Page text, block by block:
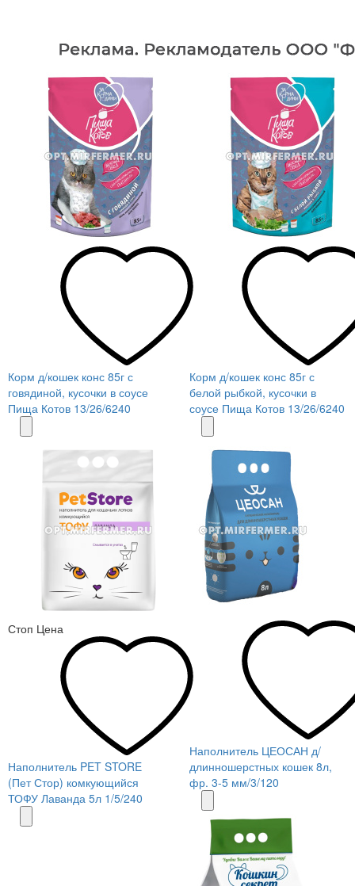
Корм д/кошек конс 85г с
говядиной, кусочки в соусе
Пища Котов 13/26/6240
Корм д/кошек конс 85г с
белой рыбкой, кусочки в
соусе Пища Котов 13/26/6240
Стоп Цена
Наполнитель PET STORE
(Пет Стор) комкующийся
ТОФУ Лаванда 5л 1/5/240
Наполнитель ЦЕОСАН д/
длинношерстных кошек 8л,
фр. 3-5 мм/3/120